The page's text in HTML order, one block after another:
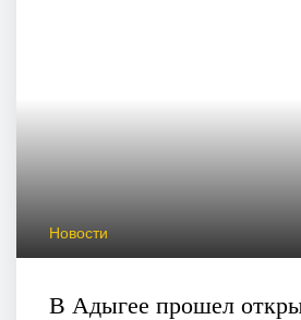
Новости
В Адыгее прошел